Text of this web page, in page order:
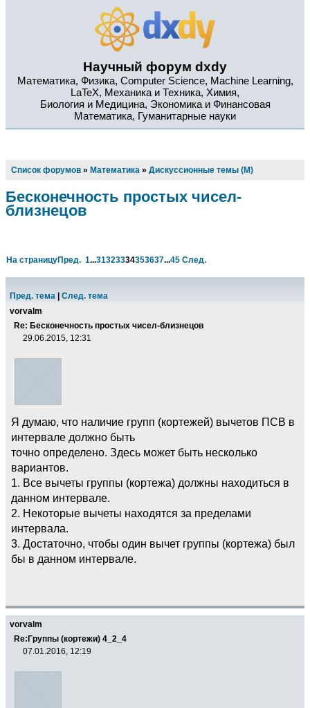
Научный форум dxdy
Математика, Физика, Computer Science, Machine Learning,
LaTeX, Механика и Техника, Химия,
Биология и Медицина, Экономика и Финансовая
Математика, Гуманитарные науки
Список форумов » Математика » Дискуссионные темы (М)
Бесконечность простых чисел-
близнецов
На страницуПред. 1...31323334353637...45 След.
Пред. тема
След. тема
vorvalm
Re: Бесконечность простых чисел-близнецов
29.06.2015, 12:31
Я думаю, что наличие групп (кортежей) вычетов ПСВ в
интервале должно быть
точно определено. Здесь может быть несколько
вариантов.
1. Все вычеты группы (кортежа) должны находиться в
данном интервале.
2. Некоторые вычеты находятся за пределами
интервала.
3. Достаточно, чтобы один вычет группы (кортежа) был
бы в данном интервале.
vorvalm
Re:Группы (кортежи) 4_2_4
07.01.2016, 12:19